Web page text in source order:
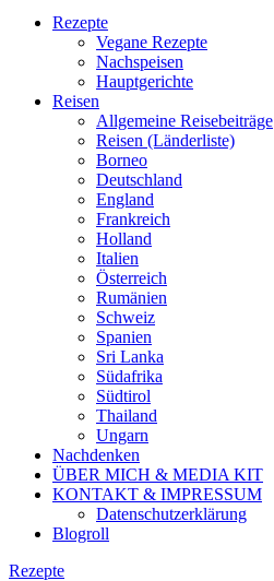
Rezepte
Vegane Rezepte
Nachspeisen
Hauptgerichte
Reisen
Allgemeine Reisebeiträge
Reisen (Länderliste)
Borneo
Deutschland
England
Frankreich
Holland
Italien
Österreich
Rumänien
Schweiz
Spanien
Sri Lanka
Südafrika
Südtirol
Thailand
Ungarn
Nachdenken
ÜBER MICH & MEDIA KIT
KONTAKT & IMPRESSUM
Datenschutzerklärung
Blogroll
Rezepte